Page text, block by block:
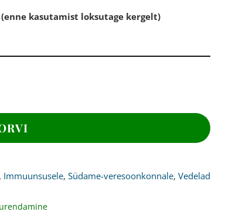
kasutamist loksutage kergelt)
, Immuunsusele, Südame-veresoonkonnale, Vedelad